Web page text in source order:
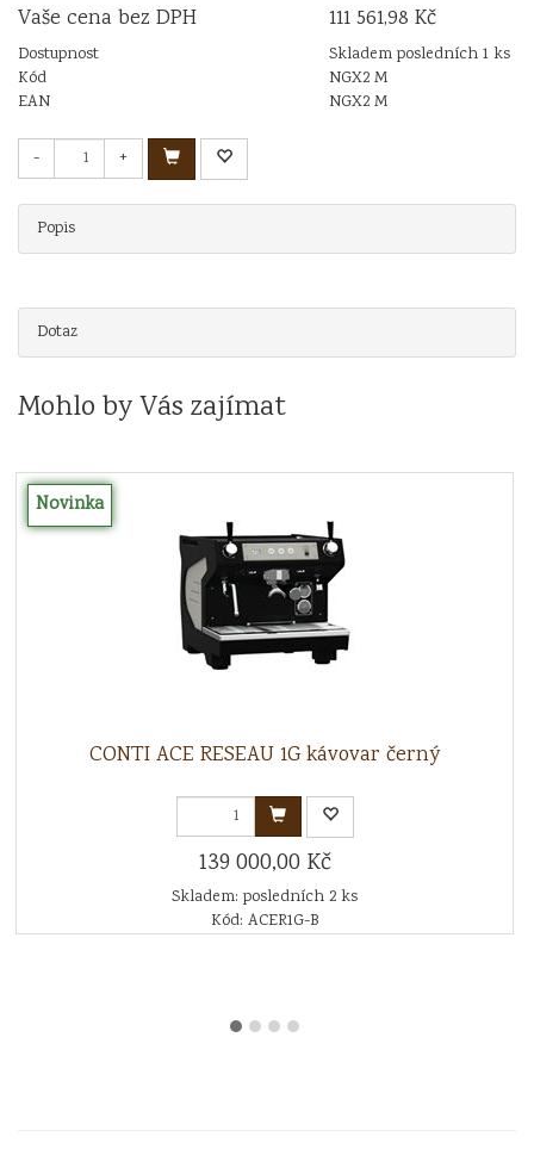
Vaše cena bez DPH
111 561,98 Kč
Dostupnost
Skladem posledních 1 ks
Kód
NGX2 M
EAN
NGX2 M
- +
Popis
Dotaz
Mohlo by Vás zajímat
Novinka
CONTI ACE RESEAU 1G kávovar černý
139 000,00 Kč
Skladem: posledních 2 ks
Kód: ACER1G-B